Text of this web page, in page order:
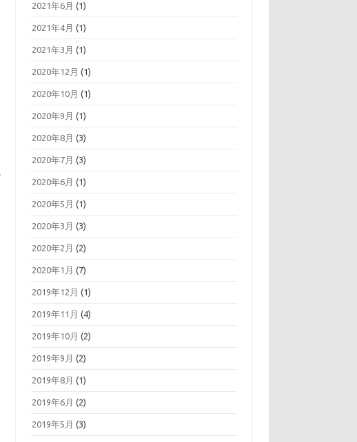
2021年6月 (1)
2021年4月 (1)
2021年3月 (1)
2020年12月 (1)
2020年10月 (1)
2020年9月 (1)
2020年8月 (3)
2020年7月 (3)
2020年6月 (1)
2020年5月 (1)
2020年3月 (3)
2020年2月 (2)
2020年1月 (7)
2019年12月 (1)
2019年11月 (4)
2019年10月 (2)
2019年9月 (2)
2019年8月 (1)
2019年6月 (2)
2019年5月 (3)